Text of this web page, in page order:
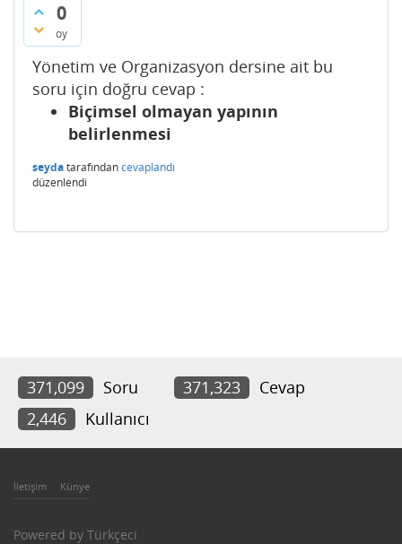
0
oy
Yönetim ve Organizasyon dersine ait bu
soru için doğru cevap :
Biçimsel olmayan yapının
belirlenmesi
seydatarafındancevaplandı
düzenlendi
371,099 Soru 371,323
Cevap
2,446
Kullanıcı
İletişim Künye
Powered by Türkçeci